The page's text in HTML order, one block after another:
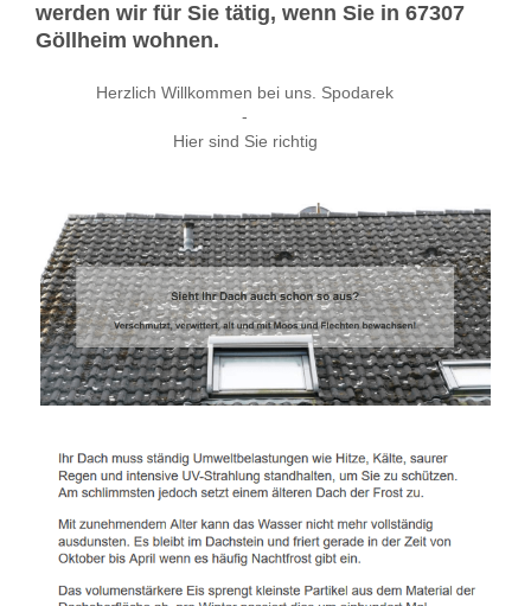
werden wir für Sie tätig, wenn Sie in 67307
Göllheim wohnen.
Herzlich Willkommen bei uns. Spodarek
-
Hier sind Sie richtig